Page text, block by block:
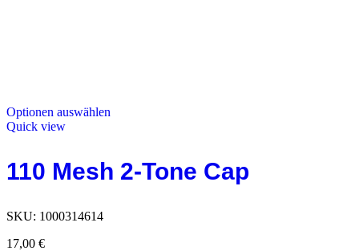
Optionen auswählen
Quick view
110 Mesh 2-Tone Cap
SKU: 1000314614
17,00 €